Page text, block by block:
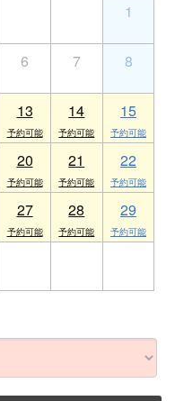
1
6 7 8
13 14 15
20 21 22
27 28 29